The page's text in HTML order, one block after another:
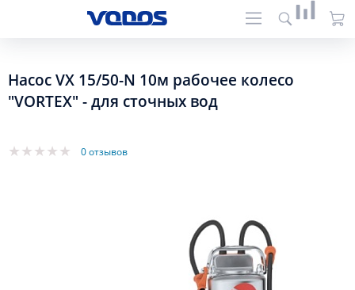
Насос VX 15/50-N 10м рабочее колесо
"VORTEX" - для сточных вод
0 отзывов